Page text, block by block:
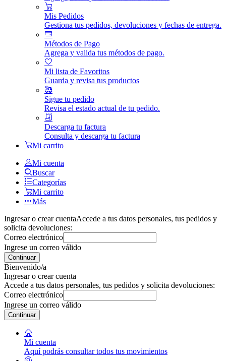
Mis Pedidos
Gestiona tus pedidos, devoluciones y fechas de entrega.
Métodos de Pago
Agrega y valida tus métodos de pago.
Mi lista de Favoritos
Guarda y revisa tus productos
Sigue tu pedido
Revisa el estado actual de tu pedido.
Descarga tu factura
Consulta y descarga tu factura
Mi carrito
Mi cuenta
Buscar
Categorías
Mi carrito
Más
Ingresar o crear cuentaAccede a tus datos personales, tus pedidos y
solicita devoluciones:
Correo electrónico
Ingrese un correo válido
Continuar
Bienvenido/a
Ingresar o crear cuenta
Accede a tus datos personales, tus pedidos y solicita devoluciones:
Correo electrónico
Ingrese un correo válido
Continuar
Mi cuenta
Aquí podrás consultar todos tus movimientos